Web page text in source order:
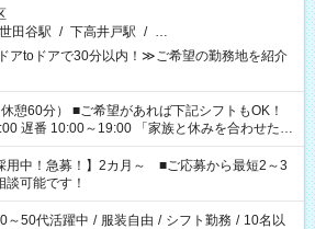
世田谷駅 / 下高井戸駅 / …
アtoドアで30分以内！≫ご希望の勤務地を紹介
れば下記シフトもOK！
～19:00 「家族と休みを合わせた
って夕飯の準備がしたい」 「できれば残業はし
希望を教えてくださいね。 ※Wワーク希望
お仕事で希望する勤務時間と、もう1つのお仕事
計で週40時間を超える場合は応募できません。
用中！急募！】2カ月～ ■ご応募から最短2～3
談可能です！
～50代活躍中 / 服装自由 / シフト勤務 / 10名以